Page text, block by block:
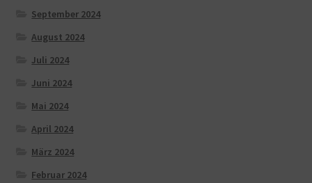
September 2024
August 2024
Juli 2024
Juni 2024
Mai 2024
April 2024
März 2024
Februar 2024